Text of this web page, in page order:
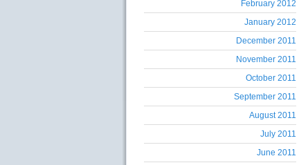
February 2012
January 2012
December 2011
November 2011
October 2011
September 2011
August 2011
July 2011
June 2011